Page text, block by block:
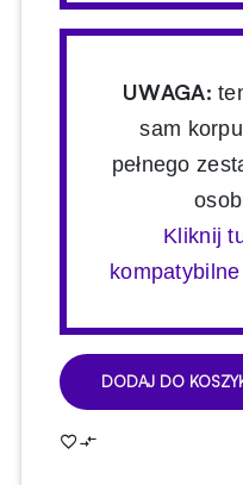
UWAGA:
sam
pełnego
Kliknij
ilość
Mamay
DODAJ DO